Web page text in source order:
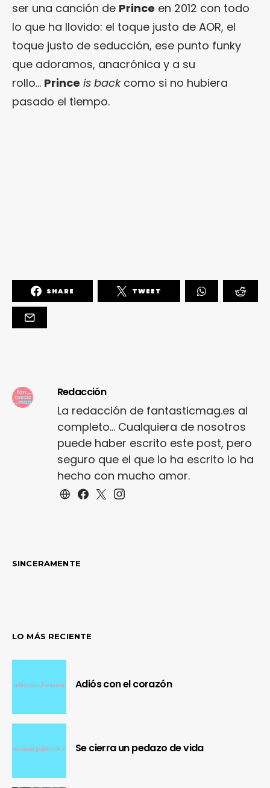
ser una canción de Prince en 2012 con todo
lo que ha llovido: el toque justo de AOR, el
toque justo de seducción, ese punto funky
que adoramos, anacrónica y a su
rollo… Prince is backcomo si no hubiera
pasado el tiempo.
SHARE TWEET
Redacción
La redacción de fantasticmag.es al
completo... Cualquiera de nosotros
puede haber escrito este post, pero
seguro que el que lo ha escrito lo ha
hecho con mucho amor.
SINCERAMENTE
LO MÁS RECIENTE
Adiós con el corazón
Se cierra un pedazo de vida